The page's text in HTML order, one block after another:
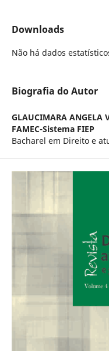
Downloads
Não há dados
Biografia do Autor
GLAUCIMARA ANGELA
FAMEC-Sistema FIEP
Bacharel em Direito e